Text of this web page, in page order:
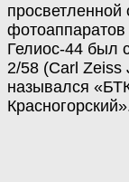
просветленной
Гелиос-44 был
2/58 (Carl
назывался